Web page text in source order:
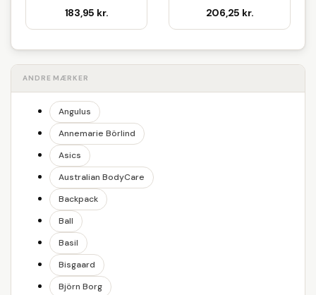
183,95 kr. 206,25 kr.
ANDRE MÆRKER
Angulus
Annemarie Börlind
Asics
Australian BodyCare
Backpack
Ball
Basil
Bisgaard
Björn Borg